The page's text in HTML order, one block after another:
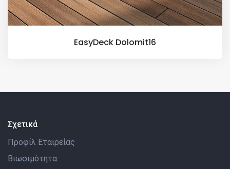
EasyDeck Dolomit16
Σχετικά
Προφίλ Εταιρείας
Βιωσιμότητα